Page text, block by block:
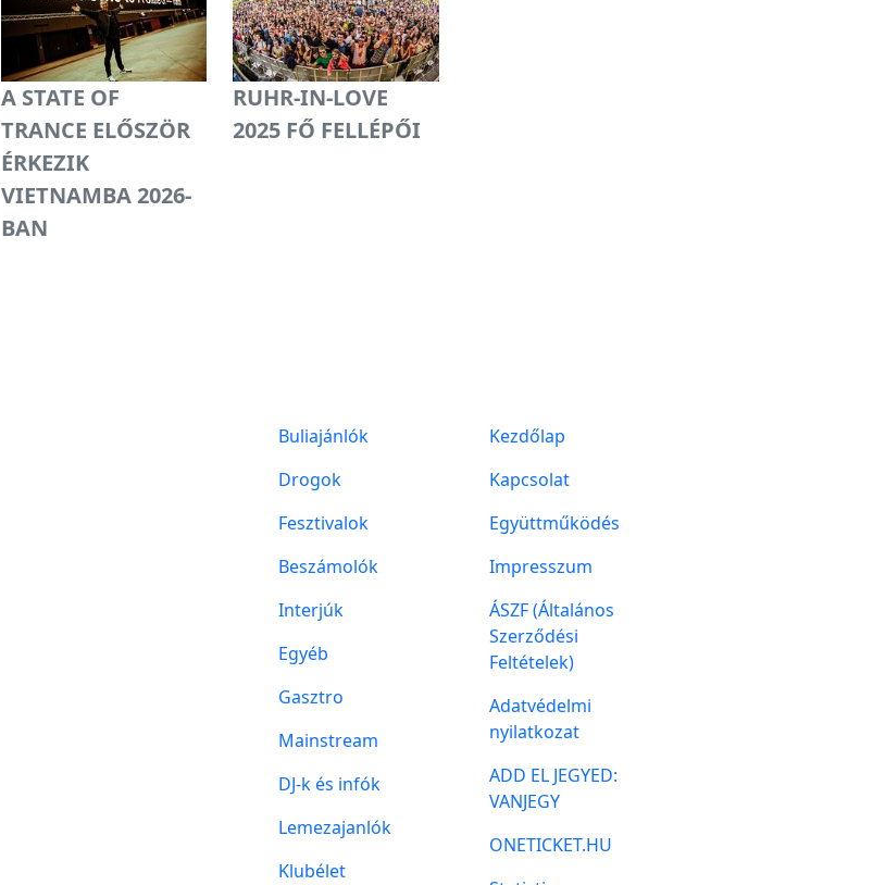
A STATE OF
TRANCE ELŐSZÖR
ÉRKEZIK
VIETNAMBA 2026-
BAN
RUHR-IN-LOVE
2025 FŐ FELLÉPŐI
Buliajánlók
Drogok
Fesztivalok
Beszámolók
Interjúk
Egyéb
Gasztro
Mainstream
DJ-k és infók
Lemezajanlók
Klubélet
Kezdőlap
Kapcsolat
Együttműködés
Impresszum
ÁSZF (Általános
Szerződési
Feltételek)
Adatvédelmi
nyilatkozat
ADD EL JEGYED:
VANJEGY
ONETICKET.HU